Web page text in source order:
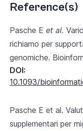
Reference(s)
Pasche E et al.
richiamo per
genomiche.
DOI:
10.1093/
Pasche E et al.
supplementari per